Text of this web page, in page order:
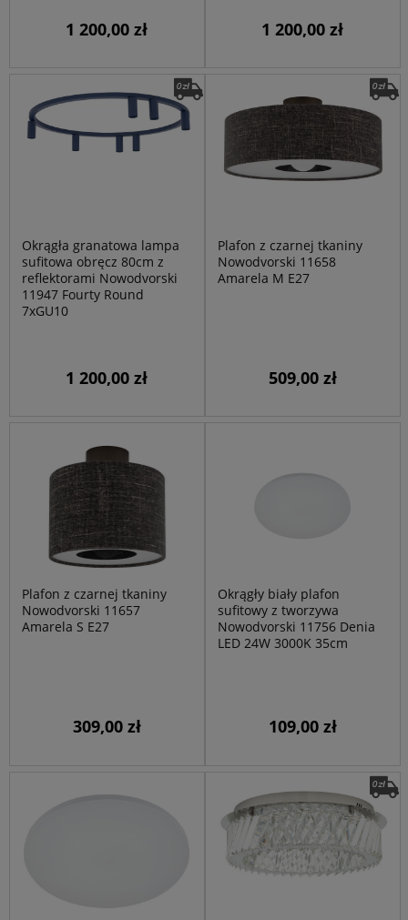
1 200,00 zł 1 200,00 zł
Okrągła granatowa lampa
sufitowa obręcz 80cm z
reflektorami Nowodvorski
11947 Fourty Round
7xGU10
1 200,00 zł
Plafon z czarnej tkaniny
Nowodvorski 11658
Amarela M E27
509,00 zł
Plafon z czarnej tkaniny
Nowodvorski 11657
Amarela S E27
309,00 zł
Okrągły biały plafon
sufitowy z tworzywa
Nowodvorski 11756 Denia
LED 24W 3000K 35cm
109,00 zł